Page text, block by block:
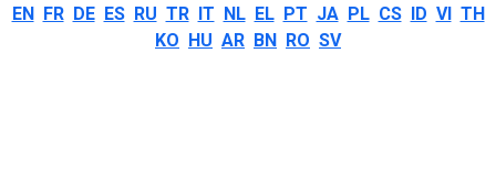
EN FR DE ES RU TR IT NL EL PT JA PL CS ID VI TH
KO HU AR BN RO SV